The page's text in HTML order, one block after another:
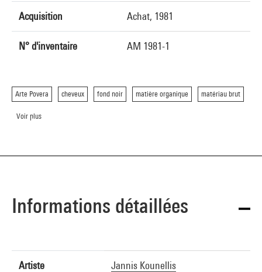
Acquisition Achat, 1981
N° d'inventaire AM 1981-1
Arte Povera cheveux fond noir matière organique matériau brut
Voir plus
Informations détaillées
Artiste
Jannis Kounellis